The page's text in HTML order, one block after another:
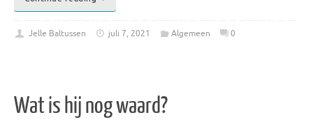
Jelle Baltussen juli 7, 2021 Algemeen 0
Wat is hij nog waard?